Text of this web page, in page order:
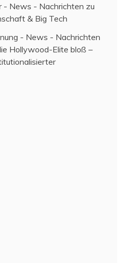
- News - Nachrichten zu
& Big Tech
- News - Nachrichten
Hollywood-Elite bloß –